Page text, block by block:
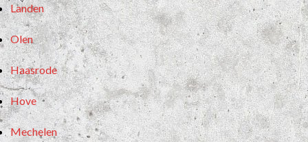
Landen
Olen
Haasrode
Hove
Mechelen